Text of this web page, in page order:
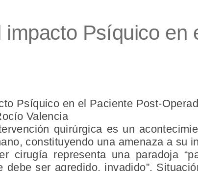
impacto Psíquico en
Psíquico en el Paciente Post-
Valencia
quirúrgica es un
constituyendo una amenaza a su
cirugía representa una paradoja
debe ser agredido, invadido”.